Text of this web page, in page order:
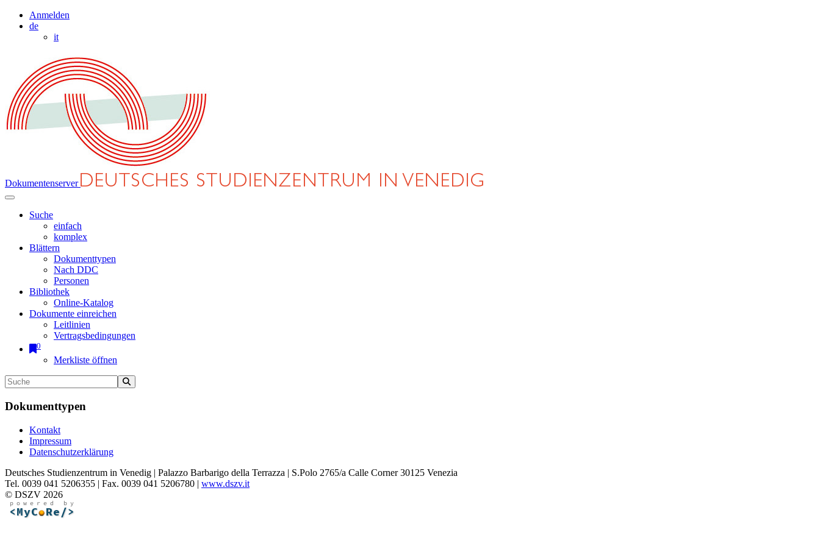
Anmelden
de
it
Dokumentenserver
Suche
einfach
komplex
Blättern
Dokumenttypen
Nach DDC
Personen
Bibliothek
Online-Katalog
Dokumente einreichen
Leitlinien
Vertragsbedingungen
0
Merkliste öffnen
Dokumenttypen
Kontakt
Impressum
Datenschutzerklärung
Deutsches Studienzentrum in Venedig | Palazzo Barbarigo della Terrazza | S.Polo 2765/a Calle Corner 30125 Venezia
Tel. 0039 041 5206355 | Fax. 0039 041 5206780 | www.dszv.it
© DSZV 2026